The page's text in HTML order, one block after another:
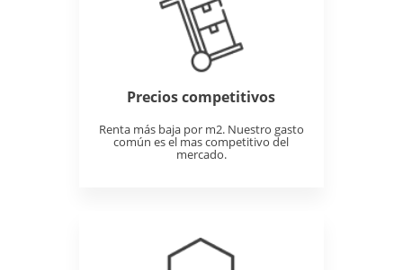
Precios competitivos
Renta más baja por m2. Nuestro gasto
común es el mas competitivo del
mercado.